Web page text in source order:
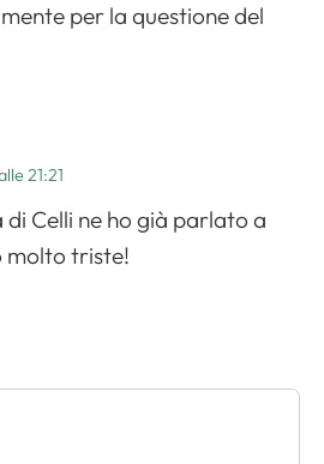
per la questione del
21:21
di Celli ne ho già parlato a
molto triste!